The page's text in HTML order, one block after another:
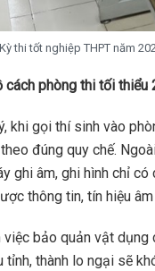
Kỳ thi tốt nghiệp THPT năm
cách phòng thi tối thiểu
khi gọi thí sinh vào
đúng quy chế.
ghi âm, ghi hình chỉ
thông tin, tín hiệu
việc bảo quản vật
tỉnh, thành lo ngại sẽ